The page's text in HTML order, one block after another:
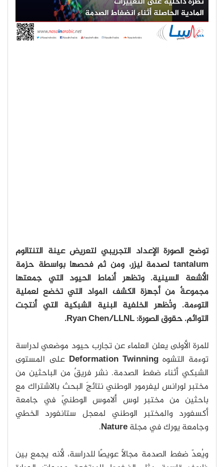
توضح الصورة الإعداد التجريبي لتعريض عينة التنتالوم
tantalum لصدمة ليزر، ومن ثم فحصها بواسطة حزمة
الأشعة السينية. وتظهر أنماط الحيود التي جمعتها
مجموعةٌ من أجهزة الكشف المواد التي تخضع لعملية
التوءمة. وتُظهر الخلفية البنية الشبكية التي أنتجت
التوائم.حقوق الصورة: Ryan Chen/LLNL.
للمرة الأولى يعلن العلماء عن تجارب حيود موضعي لدراسة
توءمة التشوه
على المستوى
الشبكي أثناء ضغط الصدمة. نشر فريقٌ من الباحثين من
مختبر لورانس ليفرمور الوطني نتائجَ البحث بالاشتراك مع
باحثين من مختبر لوس ألاموس الوطنيّ في جامعة
أكسفورد والمختبر الوطني لمعجل ستانفورد الخطي
وجامعة يورك في مجلةNature
.
ويُعدّ ضغط الصدمة مجالًا عويصًا للدراسة، لأنه يجمع بين